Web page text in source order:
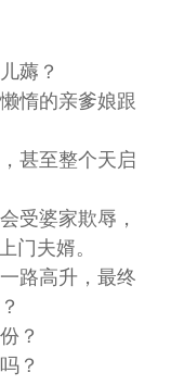
薅？
惰的亲爹娘跟
甚至整个天启
受婆家欺辱，
门夫婿。
路高升，最终
？
？
？